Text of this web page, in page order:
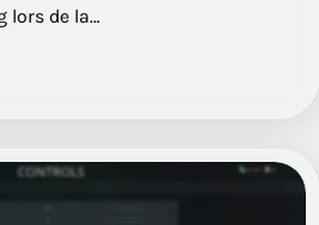
lors de la…